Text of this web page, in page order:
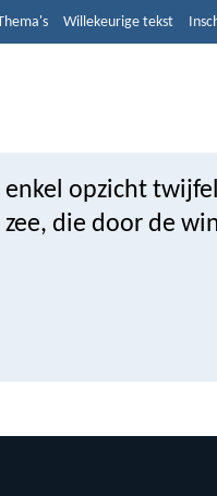
Willekeurige tekst
opzicht
die door de